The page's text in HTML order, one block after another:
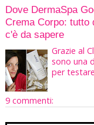
Dove DermaSpa
Crema Corpo: tutto
c'è da sapere
Grazie al
sono una
per
9 commenti: